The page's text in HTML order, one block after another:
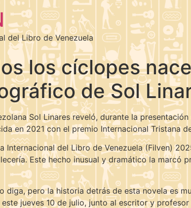
del Libro de Venezuela
los cíclopes
de Sol
Sol Linares reveló, durante la
en 2021 con el premio Internacional Tristana
Internacional del Libro de Venezuela (Filven)
Este hecho inusual y dramático la marcó
diga, pero la historia detrás de esta novela es
este jueves 10 de julio, junto al escritor y